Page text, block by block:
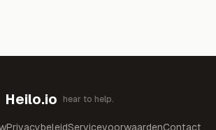
Heilo.io hear to help.
PrivacybeleidServicevoorwaardenContact